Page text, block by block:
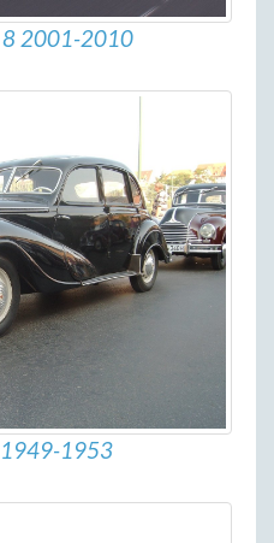
8 2001-2010
1953